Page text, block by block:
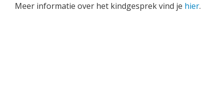
Meer informatie over het kindgesprek vind je hier.